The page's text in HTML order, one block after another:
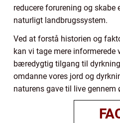
reducere forurening og skabe
naturligt landbrugssystem.
Ved at forstå historien og
kan vi tage mere informerede
bæredygtig tilgang til
omdanne vores jord og
naturens gave til live gennem